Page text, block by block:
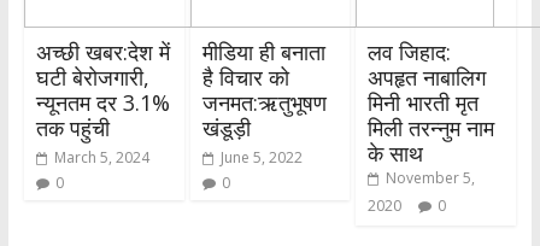
अच्छी खबर:देश में
घटी बेरोजगारी,
न्यूनतम दर 3.1%
तक पहुंची
March 5, 2024
0
मीडिया ही बनाता
है विचार को
जनमत:ऋतुभूषण
खंडूड़ी
June 5, 2022
0
लव जिहाद:
अपहृत नाबालिग
मिनी भारती मृत
मिली तरन्नुम नाम
के साथ
November 5,
2020
0